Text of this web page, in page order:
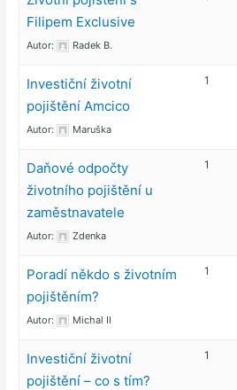
Filipem Exclusive
Autor: Radek B.
Investiční životní
pojištění Amcico
Autor: Maruška
1
Daňové odpočty
životního pojištění u
zaměstnavatele
Autor: Zdenka
1
Poradí někdo s životním
pojištěním?
Autor: Michal II
1
Investiční životní
pojištění – co s tím?
1